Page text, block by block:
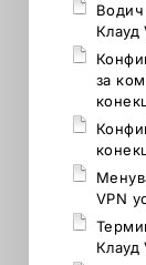
Клауд
за
VPN
Клауд